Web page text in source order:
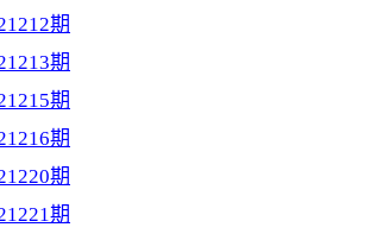
期
期
期
期
期
期